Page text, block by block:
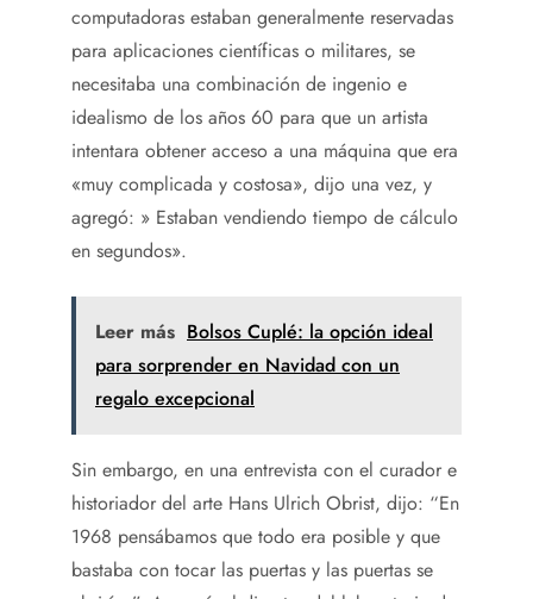
computadoras estaban generalmente reservadas
para aplicaciones científicas o militares, se
necesitaba una combinación de ingenio e
idealismo de los años 60 para que un artista
intentara obtener acceso a una máquina que era
«muy complicada y costosa», dijo una vez, y
agregó: » Estaban vendiendo tiempo de cálculo
en segundos».
Leer más Bolsos Cuplé: la opción ideal
para sorprender en Navidad con un
regalo excepcional
Sin embargo, en una entrevista con el curador e
historiador del arte Hans Ulrich Obrist, dijo: “En
1968 pensábamos que todo era posible y que
bastaba con tocar las puertas y las puertas se